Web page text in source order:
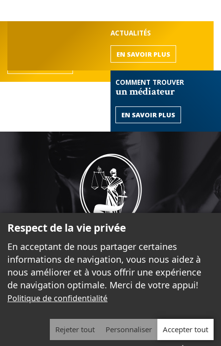
ACTUALITÉS
EN SAVOIR PLUS
COMMENT TROUVER
un médiateur
EN SAVOIR PLUS
17, rue Laurier, bureau 2.370 Gatineau (Québec) J8X 4C1
819-777-5225
coordonnatrice@barreauoutaouais.qc.ca
2026 - Tous droits réservés. © Le Barreau de l'Outaouais
Respect de la vie privée
En acceptant de nous partager certaines
informations de navigation, vous nous aidez à
nous améliorer et à vous offrir une expérience
de navigation optimale. Merci de votre appui!
Politique de confidentialité
Rejeter tout Personnaliser Accepter tout